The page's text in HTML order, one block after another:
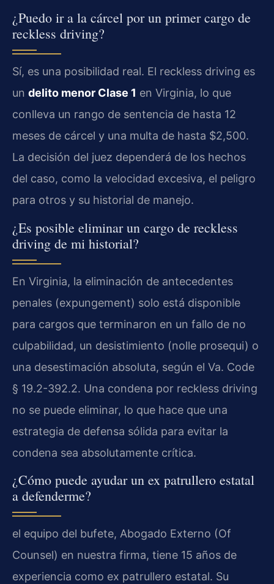
¿Puedo ir a la cárcel por un primer cargo de
reckless driving?
Sí, es una posibilidad real. El reckless driving es
un delito menor Clase 1 en Virginia, lo que
conlleva un rango de sentencia de hasta 12
meses de cárcel y una multa de hasta $2,500.
La decisión del juez dependerá de los hechos
del caso, como la velocidad excesiva, el peligro
para otros y su historial de manejo.
¿Es posible eliminar un cargo de reckless
driving de mi historial?
En Virginia, la eliminación de antecedentes
penales (expungement) solo está disponible
para cargos que terminaron en un fallo de no
culpabilidad, un desistimiento (nolle prosequi) o
una desestimación absoluta, según el Va. Code
§ 19.2-392.2. Una condena por reckless driving
no se puede eliminar, lo que hace que una
estrategia de defensa sólida para evitar la
condena sea absolutamente crítica.
¿Cómo puede ayudar un ex patrullero estatal
a defenderme?
el equipo del bufete, Abogado Externo (Of
Counsel) en nuestra firma, tiene 15 años de
experiencia como ex patrullero estatal. Su